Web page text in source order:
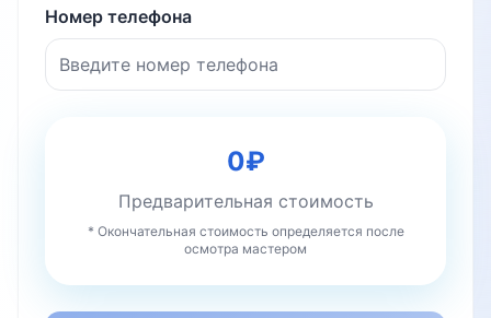
Номер телефона
0₽
Предварительная стоимость
* Окончательная стоимость определяется после
осмотра мастером